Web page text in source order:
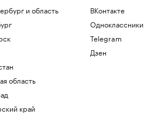
и область
область
край
ВКонтакте
Одноклассники
Telegram
Дзен